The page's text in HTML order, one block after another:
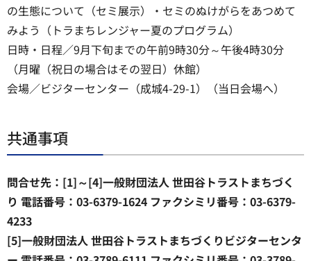
の生態について（セミ展示）・セミのぬけがらをあつめて
みよう（トラまちレンジャー夏のプログラム）
日時・日程／9月下旬までの午前9時30分～午後4時30分
（月曜（祝日の場合はその翌日）休館）
会場／ビジターセンター（成城4-29-1）（当日会場へ）
共通事項
問合せ先：[1]～[4]一般財団法人 世田谷トラストまちづく
り 電話番号：03-6379-1624 ファクシミリ番号：03-6379-
4233
[5]一般財団法人 世田谷トラストまちづくりビジターセンタ